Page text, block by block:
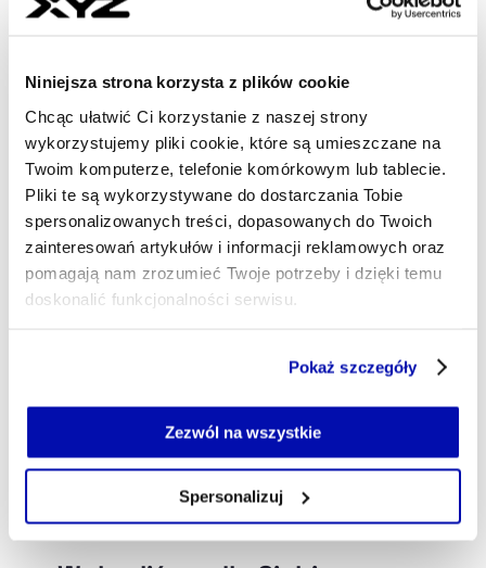
Niniejsza strona korzysta z plików cookie
Chcąc ułatwić Ci korzystanie z naszej strony
wykorzystujemy pliki cookie, które są umieszczane na
Twoim komputerze, telefonie komórkowym lub tablecie.
Pliki te są wykorzystywane do dostarczania Tobie
spersonalizowanych treści, dopasowanych do Twoich
zainteresowań artykułów i informacji reklamowych oraz
pomagają nam zrozumieć Twoje potrzeby i dzięki temu
doskonalić funkcjonalności serwisu.
Jeżeli nie wyrażasz zgody na zapisywanie plików cookie,
możesz łatwo zarządzać swoimi uprawnieniami, np. we
własnej przeglądarce internetowej lub po wybraniu opcji
Pokaż szczegóły
Zezwól na wszystkie
Spersonalizuj
systemach wsparcia i finansowania nowatorskich
capital.
anna.belcik@xyz.pl